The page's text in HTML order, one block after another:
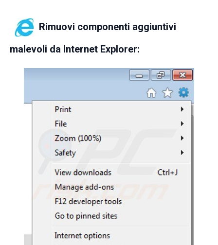
Rimuovi componenti aggiuntivi
malevoli da Internet Explorer: